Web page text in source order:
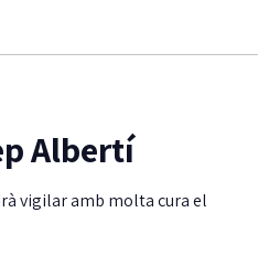
Albertí
vigilar amb molta cura el